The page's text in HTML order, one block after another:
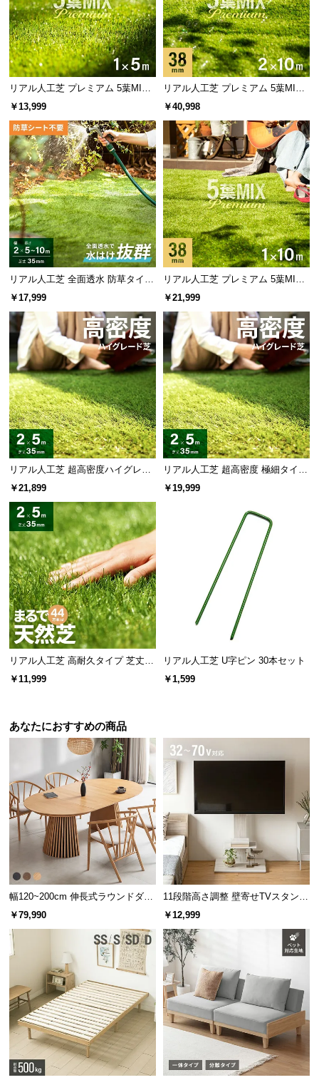
芯あり
折り曲げてもすぐに元に戻る形状
芯なし
柔らかく天然芝に近い質感
超高密度で抜群のクッション性
約92万本/㎡の超高密度でクッション性アップ！芝本
数を増やすことで耐久度も増し、美しい緑を保ちま
す。
芝葉目付数 約920,000本/㎡
ステッチ数
芝の植毛数 40本（ひと縫い）
約92万本/㎡の超高密度！
密度約3.9倍の高級感と心地よさ
当社プロトタイプ 当商品
約23.4万本/㎡
葉もボリュームも少ない
約92万本/㎡
密度が高くてふかふか
密度はプロトタイプの約3.9倍!
芝丈38㎜のふかふかとした触り心地
埋もれるほどに長い芝丈はふかふかとした気持ちの
リアル人工芝 プレミアム 5葉MI
X・質感をさらに追求 芝丈38mm 1
￥13,999
リアル人工芝 プレミアム 5葉MI
X・質感をさらに追求 芝丈38mm 2
￥40,998
リアル人工芝 全面透水 防草タイプ
芝丈35mm 2×5~10m
￥17,999
リアル人工芝 プレミアム 5葉MI
X・質感をさらに追求 芝丈38mm 1
￥21,999
リアル人工芝 超高密度ハイグレー
ド 高耐久タイプ・質感追求 芝丈35
￥21,899
リアル人工芝 超高密度 極細タイプ
芝丈35mm 2×5m
￥19,999
リアル人工芝 高耐久タイプ 芝丈35
mm 2×5m（自然な見た目を追求・
￥11,999
リアル人工芝 U字ピン 30本セット
￥1,599
あなたにおすすめの商品
幅120~200cm 伸長式ラウンドダイ
ニングテーブル 6人掛け 天然木突
板 美しい格子デザイン
￥79,990
11段階高さ調整 壁寄せTVスタンド
キャスター付き 上下左右角度調節
￥12,999